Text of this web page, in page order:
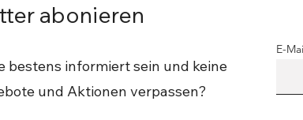
abonieren
bestens informiert sein und keine
und Aktionen verpassen?
E-